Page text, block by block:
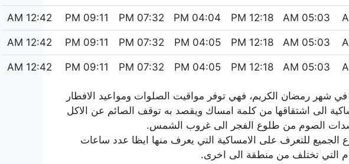
05:03 AM
12:18 PM
04:04 PM
07:32 PM
09:11 PM
12:42 AM
05:03 AM
12:18 PM
04:05 PM
07:32 PM
09:11 PM
12:42 AM
05:03 AM
12:18 PM
04:05 PM
07:32 PM
09:11 PM
12:42 AM
شهر رمضان الكريم، فهي توفر مواقيت الصلوات ومواعيد الافطار
الى اشتقاقها من كلمة امساك ويقصد به توقف الصائم عن الاكل
الصوم من طلوع الفجر الى غروب الشمس.
الجميع للتعرف على الامساكية التي يعرف منها ايظا عدد ساعات
التي تختلف من منطقة الى اخرى.